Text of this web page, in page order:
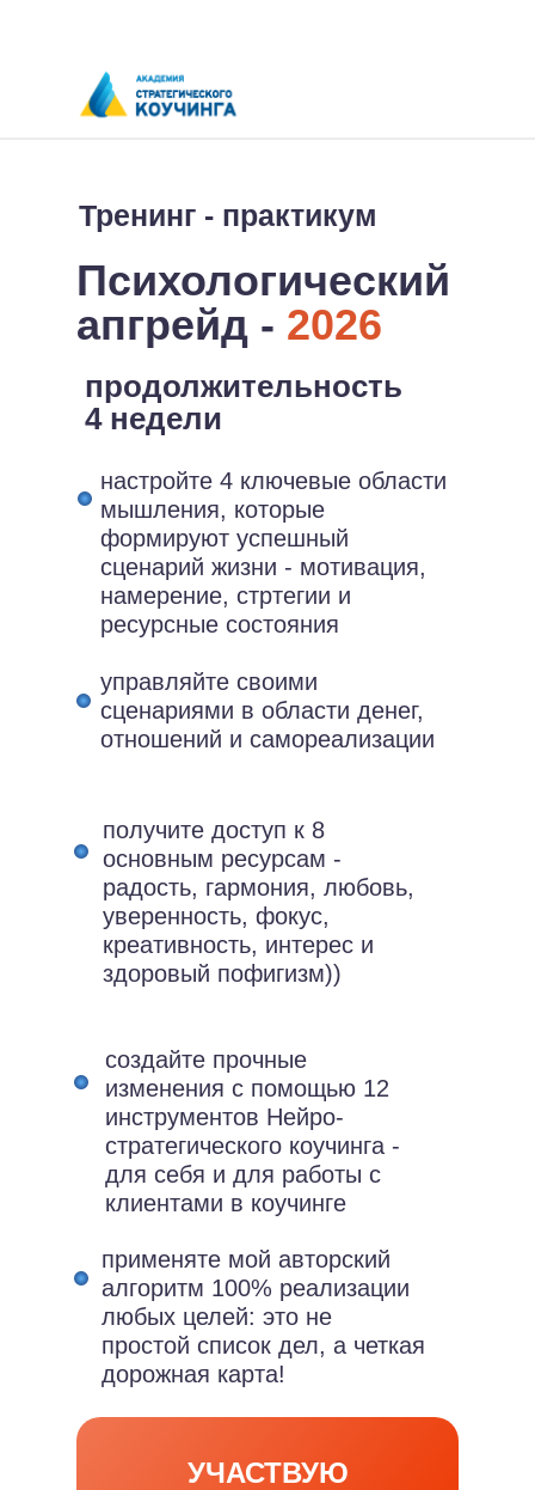
настройте 4 ключевые области
мышления, которые
формируют успешный
сценарий жизни - мотивация,
намерение, стртегии и
ресурсные состояния
управляйте своими
сценариями в области денег,
отношений и самореализации
УЧАСТВУЮ
Психологический
апгрейд - 2026
получите доступ к 8
основным ресурсам -
радость, гармония, любовь,
уверенность, фокус,
креативность, интерес и
здоровый пофигизм))
создайте прочные
изменения с помощью 12
инструментов Нейро-
стратегического коучинга -
для себя и для работы с
клиентами в коучинге
применяте мой авторский
алгоритм 100% реализации
любых целей: это не
простой список дел, а четкая
дорожная карта!
Тренинг - практикум
продолжительность
4 недели